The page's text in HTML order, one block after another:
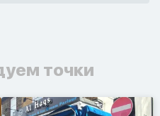
точки